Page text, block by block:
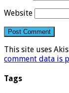
Website
This site uses
comment data is
Tags